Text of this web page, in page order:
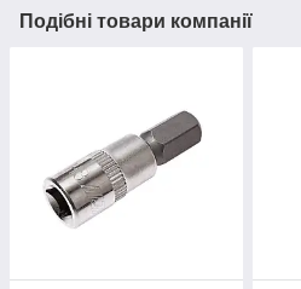
Подібні товари компанії